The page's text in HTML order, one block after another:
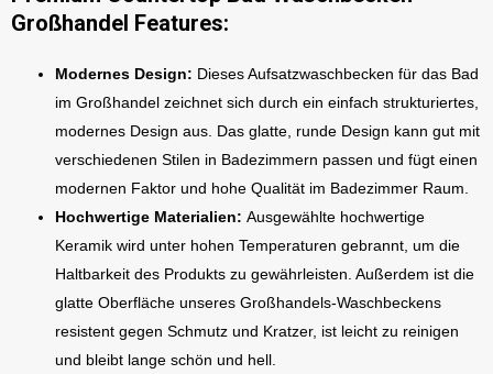
Großhandel Features:
Modernes Design: Dieses Aufsatzwaschbecken für das Bad
im Großhandel zeichnet sich durch ein einfach strukturiertes,
modernes Design aus. Das glatte, runde Design kann gut mit
verschiedenen Stilen in Badezimmern passen und fügt einen
modernen Faktor und hohe Qualität im Badezimmer Raum.
Hochwertige Materialien: Ausgewählte hochwertige
Keramik wird unter hohen Temperaturen gebrannt, um die
Haltbarkeit des Produkts zu gewährleisten. Außerdem ist die
glatte Oberfläche unseres Großhandels-Waschbeckens
resistent gegen Schmutz und Kratzer, ist leicht zu reinigen
und bleibt lange schön und hell.